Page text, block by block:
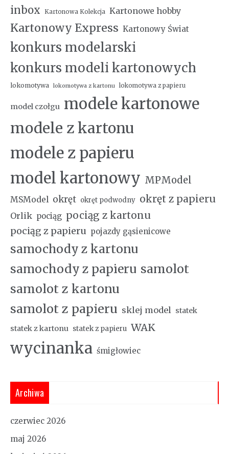
inbox Kartonowa Kolekcja Kartonowe hobby
Kartonowy Express Kartonowy Świat
konkurs modelarski
konkurs modeli kartonowych
lokomotywa lokomotywa z kartonu lokomotywa z papieru
model czołgu modele kartonowe
modele z kartonu
modele z papieru
model kartonowy MPModel
MSModel okręt okręt podwodny okręt z papieru
Orlik pociąg pociąg z kartonu
pociąg z papieru pojazdy gąsienicowe
samochody z kartonu
samochody z papieru samolot
samolot z kartonu
samolot z papieru sklej model
statek
statek z kartonu statek z papieru WAK
wycinanka śmigłowiec
Archiwa
czerwiec 2026
maj 2026